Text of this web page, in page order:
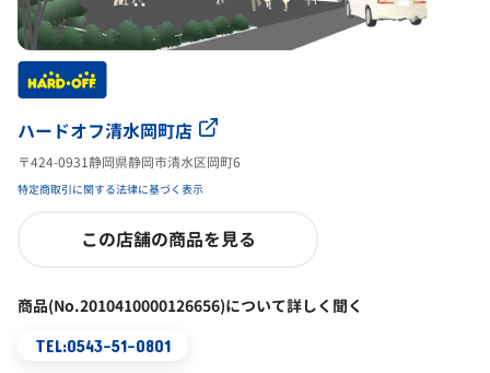
ハードオフ清水岡町店
〒424-0931静岡県静岡市清水区岡町6
特定商取引に関する法律に基づく表示
この店舗の商品を見る
商品(No.2010410000126656)について詳しく聞く
TEL:0543-51-0801